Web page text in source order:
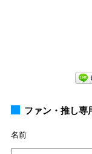
ファン・推し専
名前